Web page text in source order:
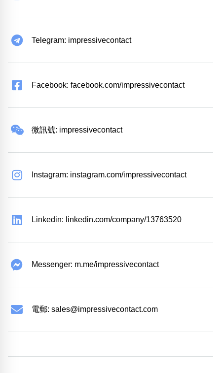
Telegram: impressivecontact
Facebook: facebook.com/impressivecontact
微訊號: impressivecontact
Instagram: instagram.com/impressivecontact
Linkedin: linkedin.com/company/13763520
Messenger: m.me/impressivecontact
電郵: sales@impressivecontact.com